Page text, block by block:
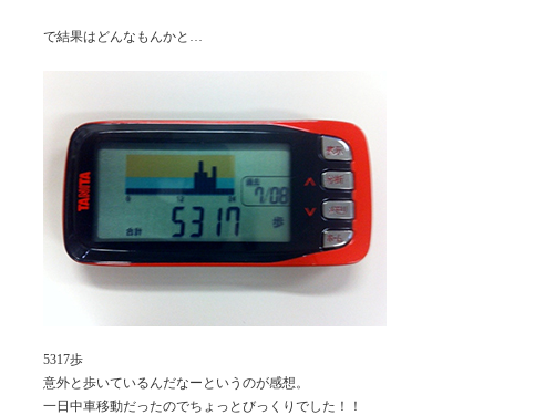
で結果はどんなもんかと…
5317歩
意外と歩いているんだなーというのが感想。
一日中車移動だったのでちょっとびっくりでした！！